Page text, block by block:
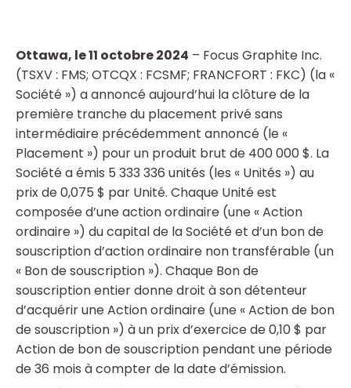
Ottawa, le 11 octobre 2024 – Focus Graphite Inc.
(TSXV : FMS; OTCQX : FCSMF; FRANCFORT : FKC) (la «
Société ») a annoncé aujourd’hui la clôture de la
première tranche du placement privé sans
intermédiaire précédemment annoncé (le «
Placement ») pour un produit brut de 400 000 $. La
Société a émis 5 333 336 unités (les « Unités ») au
prix de 0,075 $ par Unité. Chaque Unité est
composée d’une action ordinaire (une « Action
ordinaire ») du capital de la Société et d’un bon de
souscription d’action ordinaire non transférable (un
« Bon de souscription »). Chaque Bon de
souscription entier donne droit à son détenteur
d’acquérir une Action ordinaire (une « Action de bon
de souscription ») à un prix d’exercice de 0,10 $ par
Action de bon de souscription pendant une période
de 36 mois à compter de la date d’émission.